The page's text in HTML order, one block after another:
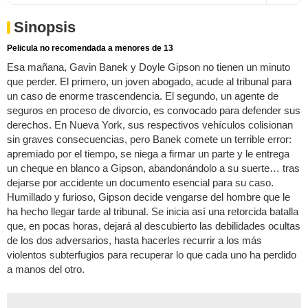
Sinopsis
Pelicula no recomendada a menores de 13
Esa mañana, Gavin Banek y Doyle Gipson no tienen un minuto
que perder. El primero, un joven abogado, acude al tribunal para
un caso de enorme trascendencia. El segundo, un agente de
seguros en proceso de divorcio, es convocado para defender sus
derechos. En Nueva York, sus respectivos vehículos colisionan
sin graves consecuencias, pero Banek comete un terrible error:
apremiado por el tiempo, se niega a firmar un parte y le entrega
un cheque en blanco a Gipson, abandonándolo a su suerte… tras
dejarse por accidente un documento esencial para su caso.
Humillado y furioso, Gipson decide vengarse del hombre que le
ha hecho llegar tarde al tribunal. Se inicia así una retorcida batalla
que, en pocas horas, dejará al descubierto las debilidades ocultas
de los dos adversarios, hasta hacerles recurrir a los más
violentos subterfugios para recuperar lo que cada uno ha perdido
a manos del otro.